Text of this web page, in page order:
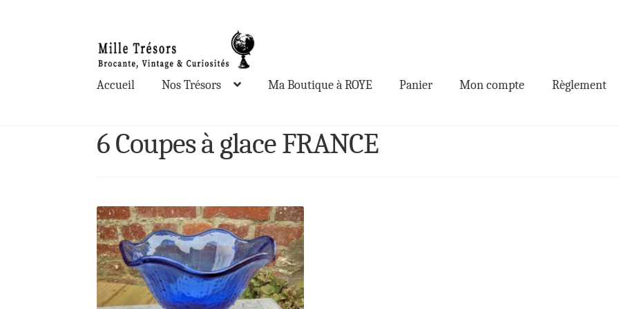
à
la
navigation
au
contenu
Accueil Nos Trésors Ma Boutique à ROYE Panier Mon compte Règlement
6 Coupes à glace FRANCE